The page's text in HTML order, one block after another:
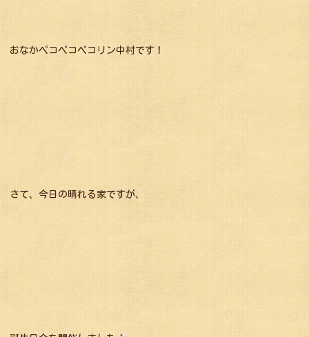
おなかペコペコペコリン中村です！
さて、今日の晴れる家ですが、